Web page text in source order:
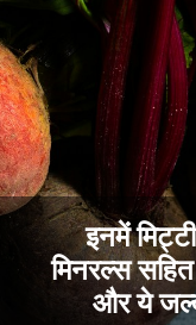
इनमें
मिनरल्स
और ये